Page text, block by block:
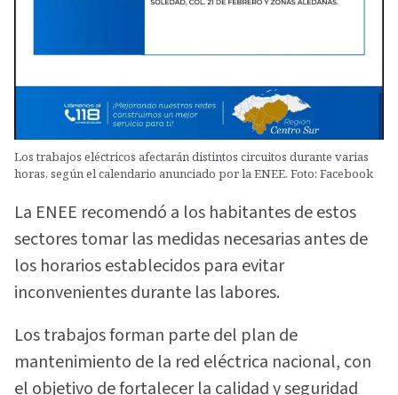
Los trabajos eléctricos afectarán distintos circuitos durante varias
horas, según el calendario anunciado por la ENEE. Foto: Facebook
La ENEE recomendó a los habitantes de estos
sectores tomar las medidas necesarias antes de
los horarios establecidos para evitar
inconvenientes durante las labores.
Los trabajos forman parte del plan de
mantenimiento de la red eléctrica nacional, con
el objetivo de fortalecer la calidad y seguridad